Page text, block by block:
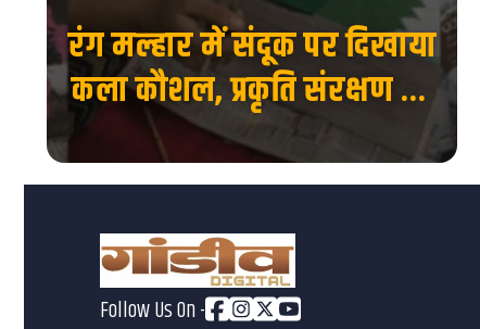
रंग मल्हार में संदूक पर दिखाया
कला कौशल, प्रकृति संरक्षण का
दिया संदेश...
Follow Us On -